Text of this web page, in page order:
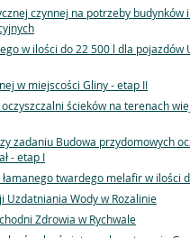
czynnej na potrzeby budynków
w ilości do 22 500 l dla pojazdów
w miejscości Gliny - etap II
ścieków na terenach
zadaniu Budowa przydomowych
- etap I
twardego melafir w ilości
Uzdatniania Wody w Rozalinie
Zdrowia w Rychwale